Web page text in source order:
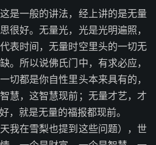
一般的讲法，经上讲的是无量
很好。无量光，光是光明遍照，
表时间，无量时空里头的一切无
。所以说佛氏门中，有求必应，
切都是你自性里头本来具有的，
慧，这智慧现前；无量才艺，才
，就是无量的福报都现前。
在雪梨也提到这些问题），世